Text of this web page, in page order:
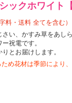
ックホワイト
料・送料 全てを含む）
い、かすみ草をあし
祝電です。
とお届けします。
め花材は季節により